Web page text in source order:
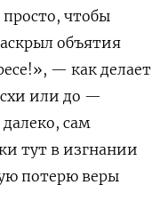
чтобы
объятия
— как делает
или до —
сам
тут в изгнании
потерю веры